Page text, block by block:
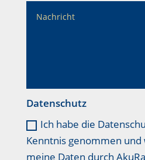
Datenschutz
Ich habe die
Kenntnis genommen und
meine Daten durch